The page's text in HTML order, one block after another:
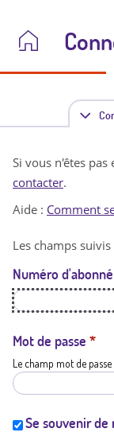
Si vous n'êtes pas
contacter.
Aide : Comment
Les champs
Numéro
Mot de passe *
Le champ mot de
Se souvenir de